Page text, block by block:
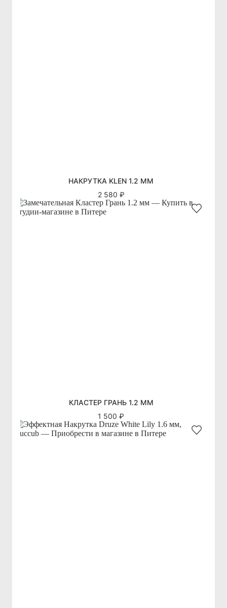
НАКРУТКА KLEN 1.2 ММ
2 580 ₽
КЛАСТЕР ГРАНЬ 1.2 ММ
1 500 ₽